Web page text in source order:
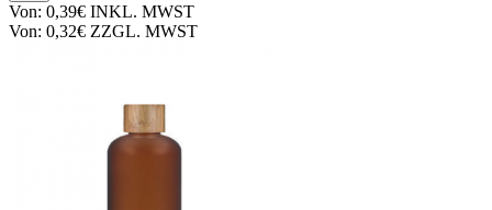
Von: 0,39€ INKL. MWST
Von: 0,32€ ZZGL. MWST